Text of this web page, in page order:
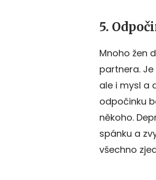
5.
Mnoho žen
partnera.
ale i mysl a
odpočinku
někoho.
spánku a
všechno